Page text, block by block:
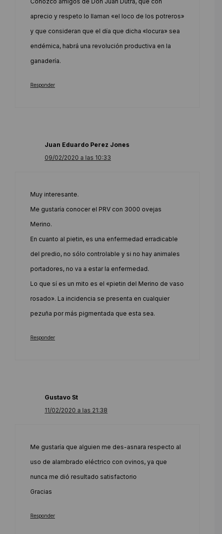
aprecio y respeto lo llaman «el loco de los potreros»
y que consideran que el día que dicha «locura» sea
endémica, habrá una revolución productiva en la
ganadería.
Responder
Juan Eduardo Perez Jones
09/02/2020 a las 10:33
Muy interesante.
Me gustaría conocer el PRV con 3000 ovejas
Merino.
En cuanto al pietin, es una enfermedad erradicable
del predio, no sólo controlable y si no hay animales
portadores, no va a estar la enfermedad.
Lo que sí es un mito es el «pietin del Merino de vaso
rosado». La incidencia se presenta en cualquier
pezuña por más pigmentada que esta sea.
Responder
Gustavo St
11/02/2020 a las 21:38
Me gustaría que alguien me des-asnara respecto al
uso de alambrado eléctrico con ovinos, ya que
nunca me dió resultado satisfactorio
Gracias
Responder